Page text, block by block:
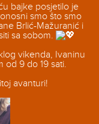
bajke posjetilo je
smo što smo
Brlić-Mažuranić i
sa sobom.
vikenda, Ivaninu
od 9 do 19 sati.
avanturi!